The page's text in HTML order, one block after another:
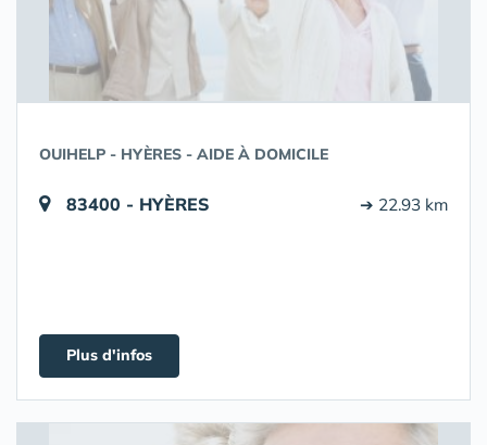
OUIHELP - HYÈRES - AIDE À DOMICILE
83400 - HYÈRES ➔ 22.93 km
Plus d'infos